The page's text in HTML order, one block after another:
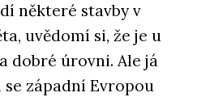
některé stavby v
uvědomí si, že je u
dobré úrovni. Ale já
se západní Evropou